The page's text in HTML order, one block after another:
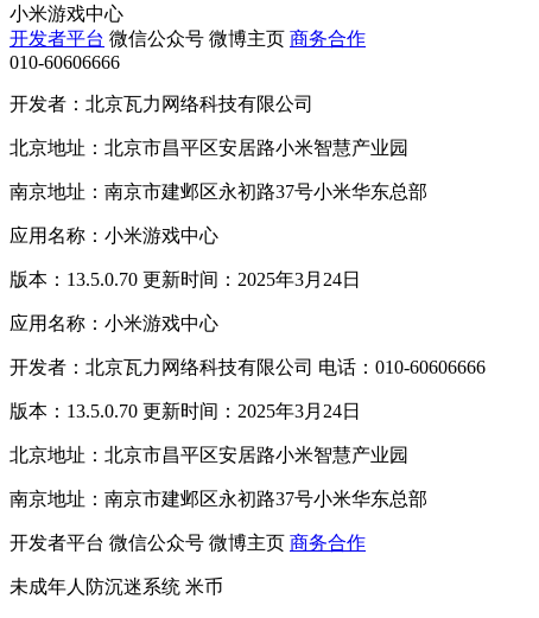
小米游戏中心
开发者平台 微信公众号 微博主页 商务合作
010-60606666
开发者：北京瓦力网络科技有限公司
北京地址：北京市昌平区安居路小米智慧产业园
南京地址：南京市建邺区永初路37号小米华东总部
应用名称：小米游戏中心
版本：13.5.0.70 更新时间：2025年3月24日
应用名称：小米游戏中心
开发者：北京瓦力网络科技有限公司 电话：010-60606666
版本：13.5.0.70 更新时间：2025年3月24日
北京地址：北京市昌平区安居路小米智慧产业园
南京地址：南京市建邺区永初路37号小米华东总部
开发者平台 微信公众号 微博主页 商务合作
未成年人防沉迷系统 米币